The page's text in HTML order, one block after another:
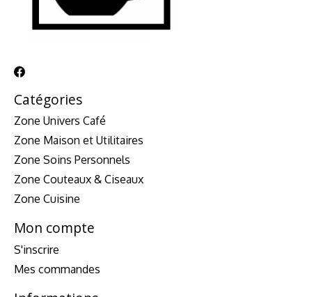
Catégories
Zone Univers Café
Zone Maison et Utilitaires
Zone Soins Personnels
Zone Couteaux & Ciseaux
Zone Cuisine
Mon compte
S'inscrire
Mes commandes